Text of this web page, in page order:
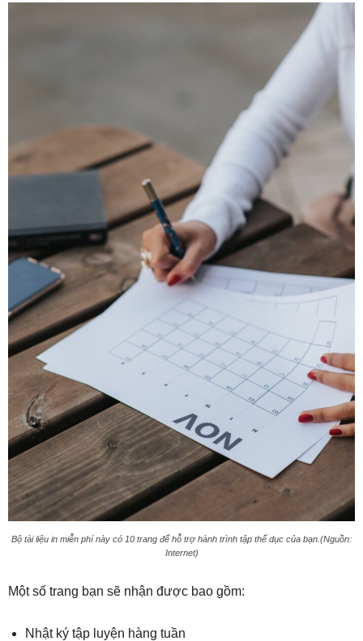
Bộ tài liệu in miễn phí này có 10 trang để hỗ trợ hành trình tập thể dục của bạn.(Nguồn:
Internet)
Một số trang bạn sẽ nhận được bao gồm:
Nhật ký tập luyện hàng tuần